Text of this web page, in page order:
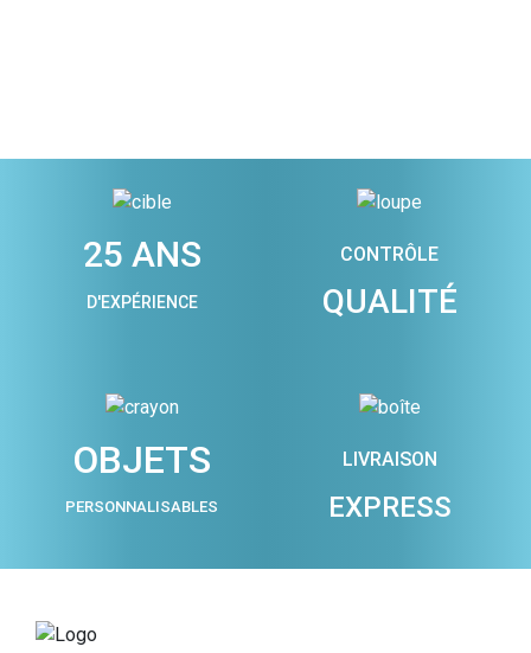
25 ANS
D'EXPÉRIENCE
CONTRÔLE
QUALITÉ
OBJETS
PERSONNALISABLES
LIVRAISON
EXPRESS